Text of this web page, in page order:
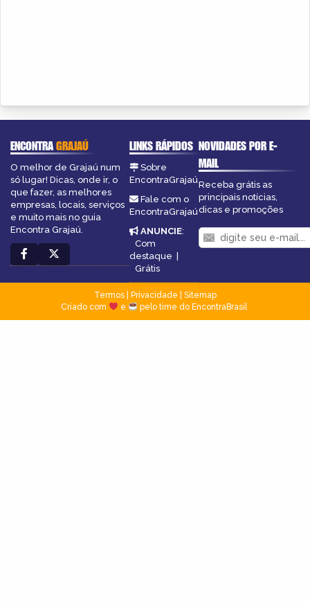
ENCONTRAGRAJAÚ
O melhor de Grajaú num
só lugar! Dicas, onde ir, o
que fazer, as melhores
empresas, locais, serviços
e muito mais no guia
Encontra Grajaú.
LINKS RÁPIDOS
Sobre
EncontraGrajaú
Fale com o
EncontraGrajaú
ANUNCIE:
Com
destaque |
Grátis
NOVIDADES POR E-
MAIL
Receba grátis as
principais notícias,
dicas e promoções
Termos| Privacidade
Sitemap
Criado com
e pelo time do EncontraBrasil